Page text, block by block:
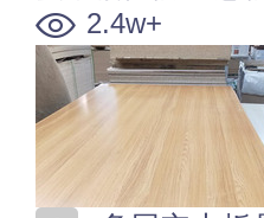
2.4w+